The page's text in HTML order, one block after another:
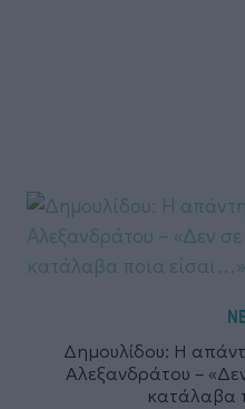
Δημουλίδου: Η
Αλεξανδράτου –
κατάλαβα